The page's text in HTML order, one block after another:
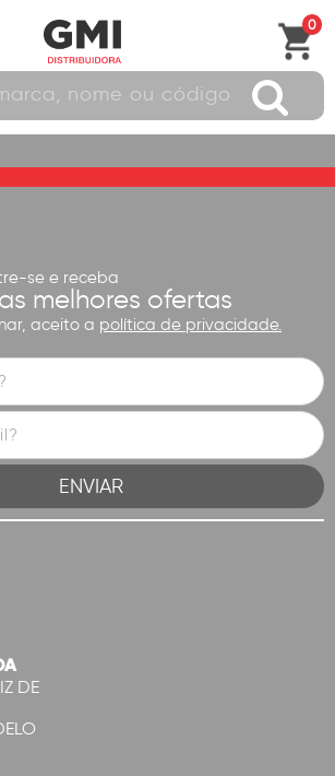
0
se e receba
melhores ofertas
aceito a política de privacidade.
DE